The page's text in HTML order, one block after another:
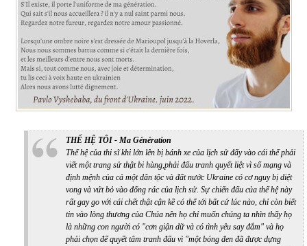
THẾ HỆ TÔI - Ma Génération
Thế hệ của thi sĩ khi lớn lên bị bánh xe của lịch sử đẩy vào cái thế phải
viết một trang sử thật bi hùng,phải đấu tranh quyết liệt vì số mạng và
định mệnh của cả một dân tộc và đất nước Ukraine có cơ nguy bị diệt
vong và vứt bỏ vào đống rác của lịch sử. Sự chiến đấu của thế hệ này
rất gay go với cái chết thật cận kề có thể tới bất cứ lúc nào, chỉ còn biết
tin vào lòng thương của Chúa nên họ chỉ muốn chúng ta nhìn thấy họ
là những con người có "cơn giận dữ và có tình yêu say đắm" và họ
phải chọn để quyết tâm tranh đấu vì "một bóng đen đã được dựng